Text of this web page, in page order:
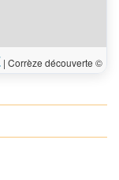
| Corrèze découverte ©